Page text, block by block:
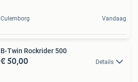
Culemborg Vandaag
B-Twin Rockrider 500
€ 50,00 Details